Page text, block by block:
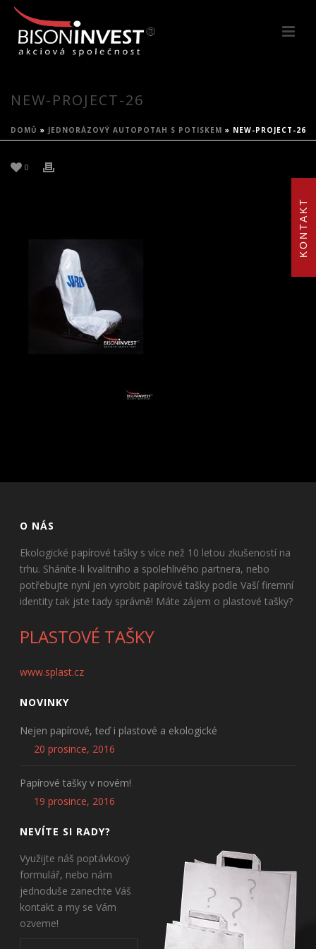
KONTAKT
NEW-PROJECT-26
DOMŮ » JEDNORÁZOVÝ AUTOPOTAH S POTISKEM » NEW-PROJECT-26
0
O NÁS
Ekologické papírové tašky s více než 10 letou zkušeností na
trhu. Sháníte-li kvalitního a spolehlivého partnera, nebo
potřebujte nyní jen vyrobit papírové tašky podle Vaší firemní
identity tak jste tady správně! Máte zájem o plastové tašky?
PLASTOVÉ TAŠKY
www.splast.cz
NOVINKY
Nejen papírové, teď i plastové a ekologické
20 prosince, 2016
Papírové tašky v novém!
19 prosince, 2016
NEVÍTE SI RADY?
Využijte náš poptávkový
formulář, nebo nám
jednoduše zanechte Váš
kontakt a my se Vám
ozveme!